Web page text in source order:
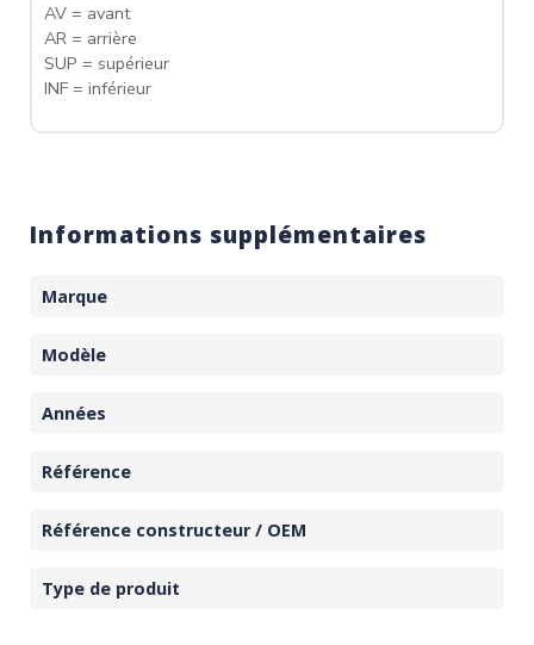
AV = avant
AR = arrière
SUP = supérieur
INF = inférieur
Informations supplémentaires
Marque
Modèle
Années
Référence
Référence constructeur / OEM
Type de produit